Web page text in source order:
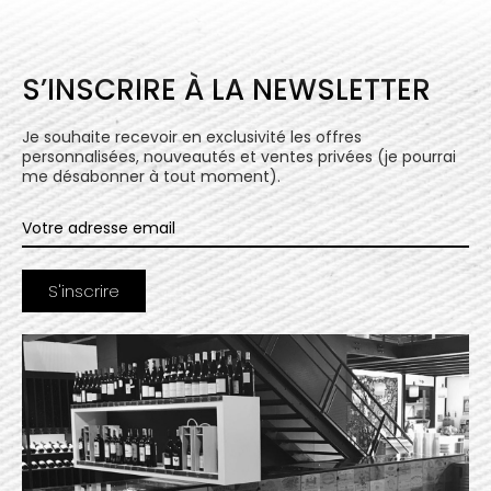
S’INSCRIRE À LA NEWSLETTER
Je souhaite recevoir en exclusivité les offres
personnalisées, nouveautés et ventes privées (je pourrai
me désabonner à tout moment).